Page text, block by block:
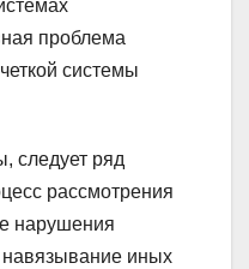
проблема
системы
следует ряд
рассмотрения
нарушения
навязывание иных